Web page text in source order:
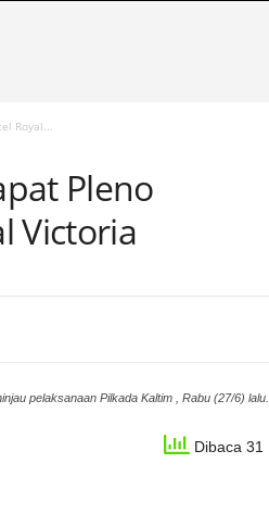
Royal...
Pleno
Victoria
pelaksanaan Pilkada Kaltim , Rabu (27/6) lalu.
Dibaca 31